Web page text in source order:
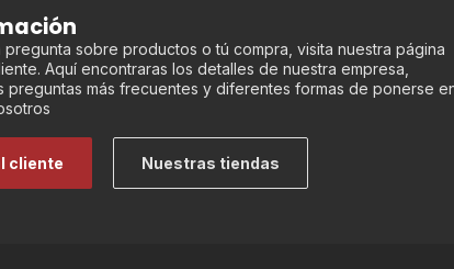
pregunta sobre productos o tú compra, visita nuestra página
Aquí encontraras los detalles de nuestra empresa,
preguntas más frecuentes y diferentes formas de ponerse
cliente Nuestras tiendas